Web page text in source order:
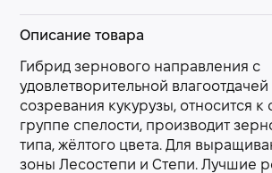
Описание товара
Гибрид зернового направления с
удовлетворительной
созревания кукурузы, относится к
группе спелости, производит
типа, жёлтого цвета. Для
зоны Лесостепи и Степи. Лучшие